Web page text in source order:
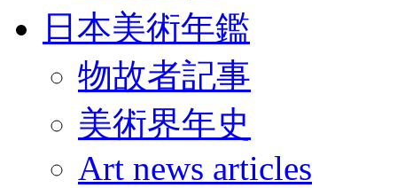
日本美術年鑑
物故者記事
美術界年史
Art news articles